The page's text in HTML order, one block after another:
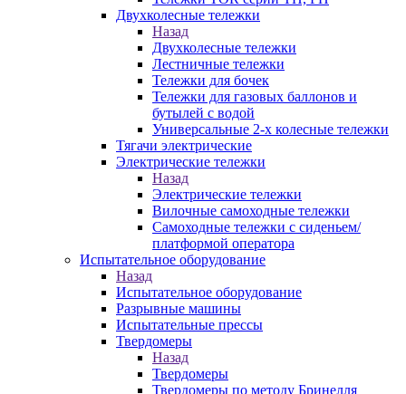
Двухколесные тележки
Назад
Двухколесные тележки
Лестничные тележки
Тележки для бочек
Тележки для газовых баллонов и
бутылей с водой
Универсальные 2-х колесные тележки
Тягачи электрические
Электрические тележки
Назад
Электрические тележки
Вилочные самоходные тележки
Самоходные тележки с сиденьем/
платформой оператора
Испытательное оборудование
Назад
Испытательное оборудование
Разрывные машины
Испытательные прессы
Твердомеры
Назад
Твердомеры
Твердомеры по методу Бринелля